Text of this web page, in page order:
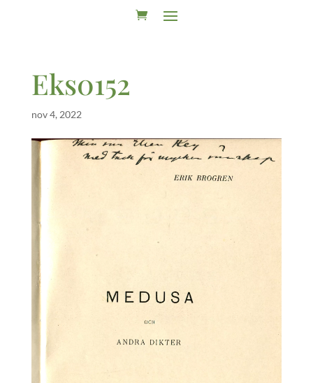
Eks0152
nov 4, 2022